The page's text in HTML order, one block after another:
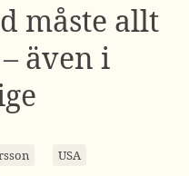
måste allt
även i
USA